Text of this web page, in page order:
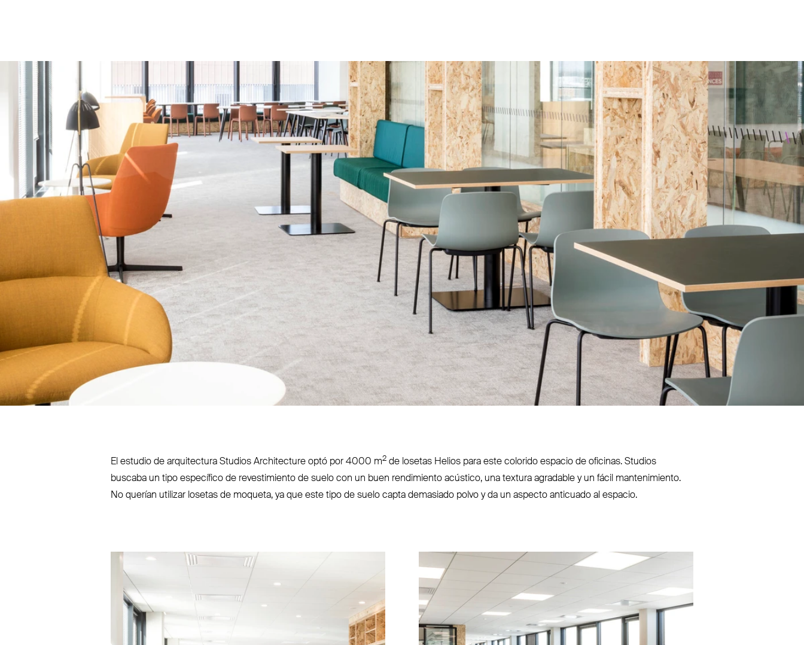
El estudio de arqui­tectura Studios Archi­tecture optó por 4000 m2 de losetas Helios para este colorido espacio de oficinas. Studios
buscaba un tipo específico de reves­timiento de suelo con un buen ren­dimiento acústico, una textura agradable y un fácil man­te­nimiento.
No querían utilizar losetas de moqueta, ya que este tipo de suelo capta demasiado polvo y da un aspecto anticuado al espacio.